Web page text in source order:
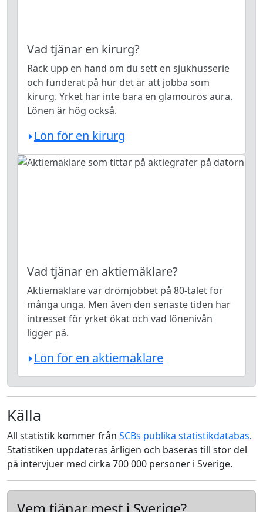
Vad tjänar en kirurg?
Räck upp en hand om du sett en sjukhusserie
och funderat på hur det är att jobba som
kirurg. Yrket har inte bara en glamourös aura.
Lönen är hög också.
Lön för en kirurg
Vad tjänar en aktiemäklare?
Aktiemäklare var drömjobbet på 80-talet för
många unga. Men även den senaste tiden har
intresset för yrket ökat och vad lönenivån
ligger på.
Lön för en aktiemäklare
Källa
All statistik kommer från SCBs publika statistikdatabas.
Statistiken uppdateras årligen och baseras till stor del
på intervjuer med cirka 700 000 personer i Sverige.